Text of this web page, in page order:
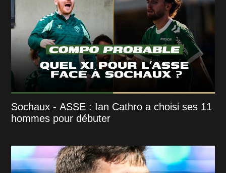
Sochaux - ASSE : Ian Cathro a choisi ses 11
hommes pour débuter